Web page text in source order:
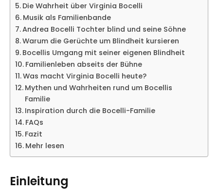
Die Wahrheit über Virginia Bocelli
Musik als Familienbande
Andrea Bocelli Tochter blind und seine Söhne
Warum die Gerüchte um Blindheit kursieren
Bocellis Umgang mit seiner eigenen Blindheit
Familienleben abseits der Bühne
Was macht Virginia Bocelli heute?
Mythen und Wahrheiten rund um Bocellis
Familie
Inspiration durch die Bocelli-Familie
FAQs
Fazit
Mehr lesen
Einleitung